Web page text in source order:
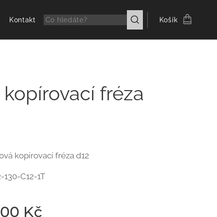
Kontakt Košík
fréza
kopírovací fréza d12
130-C12-1T
Kč